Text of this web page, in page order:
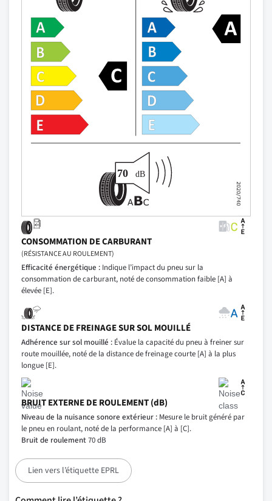
CONSOMMATION DE CARBURANT
(RÉSISTANCE AU ROULEMENT)
Efficacité énergétique : Indique l’impact du pneu sur la
consommation de carburant, noté de consommation faible [A] à
élevée [E].
DISTANCE DE FREINAGE SUR SOL MOUILLÉ
Adhérence sur sol mouillé : Évalue la capacité du pneu à freiner sur
route mouillée, noté de la distance de freinage courte [A] à la plus
longue [E].
BRUIT EXTERNE DE ROULEMENT (dB)
Niveau de la nuisance sonore extérieur : Mesure le bruit généré par
le pneu en roulant, noté de la performance [A] à [C].
Bruit de roulement70 dB
Lien vers l’étiquette EPRL